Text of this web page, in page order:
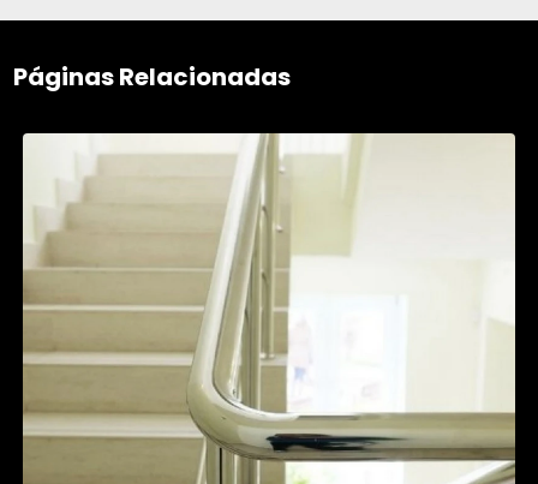
Páginas Relacionadas